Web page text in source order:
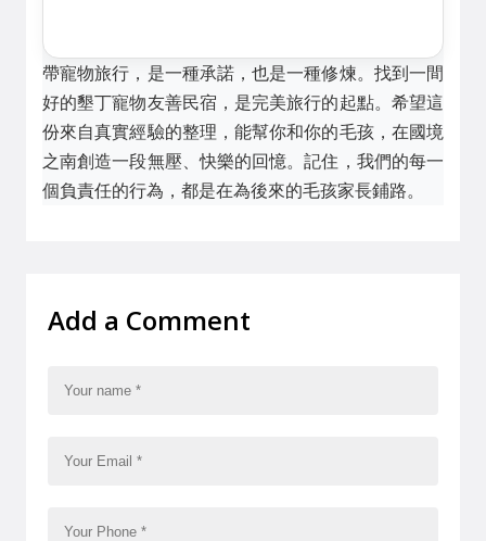
帶寵物旅行，是一種承諾，也是一種修煉。找到一間
好的墾丁寵物友善民宿，是完美旅行的起點。希望這
份來自真實經驗的整理，能幫你和你的毛孩，在國境
之南創造一段無壓、快樂的回憶。記住，我們的每一
個負責任的行為，都是在為後來的毛孩家長鋪路。
Add a Comment